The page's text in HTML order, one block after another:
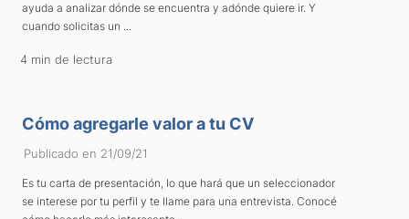
ayuda a analizar dónde se encuentra y adónde quiere ir. Y
cuando solicitas un ...
4 min de lectura
Cómo agregarle valor a tu CV
Publicado en 21/09/21
Es tu carta de presentación, lo que hará que un seleccionador
se interese por tu perfil y te llame para una entrevista. Conocé